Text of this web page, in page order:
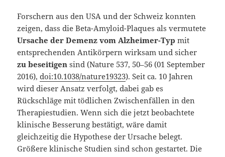
Forschern aus den USA und der Schweiz konnten
zeigen, dass die Beta-Amyloid-Plaques als vermutete
Ursache der Demenz vom Alzheimer-Typ mit
entsprechenden Antikörpern wirksam und sicher
zu beseitigen sind (Nature 537, 50–56(01 September
2016),doi:10.1038/nature19323). Seit ca. 10 Jahren
wird dieser Ansatz verfolgt, dabei gab es
Rückschläge mit tödlichen Zwischenfällen in den
Therapiestudien. Wenn sich die jetzt beobachtete
klinische Besserung bestätigt, wäre damit
gleichzeitig die Hypothese der Ursache belegt.
Größere klinische Studien sind schon gestartet. Die